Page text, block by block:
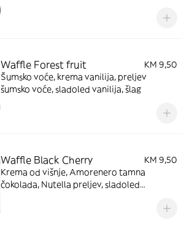
Waffle Forest fruit
KM 9,50
Šumsko voće, krema vanilija, preljev
šumsko voće, sladoled vanilija, šlag
Waffle Black Cherry
KM 9,50
Krema od višnje, Amorenero tamna
čokolada, Nutella preljev, sladoled